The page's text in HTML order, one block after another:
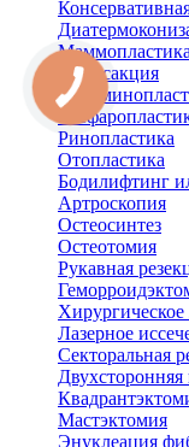
Маммопластика
Липосакция
Ринопластика
Отопластика
Бодилифтинг
Артроскопия
Остеосинтез
Остеотомия
Рукавная
Хирургическое
Лазерное
Секторальная
Мастэктомия
Энуклеация